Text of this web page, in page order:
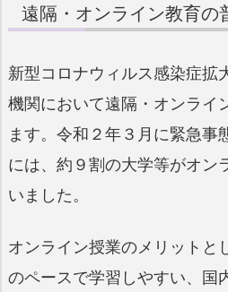
遠隔・オンライン教育の
新型コロナウィルス感染症拡
機関において遠隔・オンライ
ます。令和２年３月に緊急事
には、約９割の大学等がオン
いました。
オンライン授業のメリットと
のペースで学習しやすい、国